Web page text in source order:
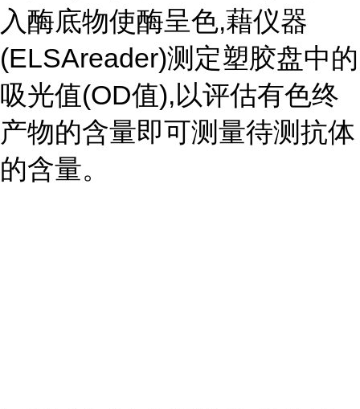
入酶底物使酶呈色,藉仪器
(ELSAreader)测定塑胶盘中的
吸光值(OD值),以评估有色终
产物的含量即可测量待测抗体
的含量。